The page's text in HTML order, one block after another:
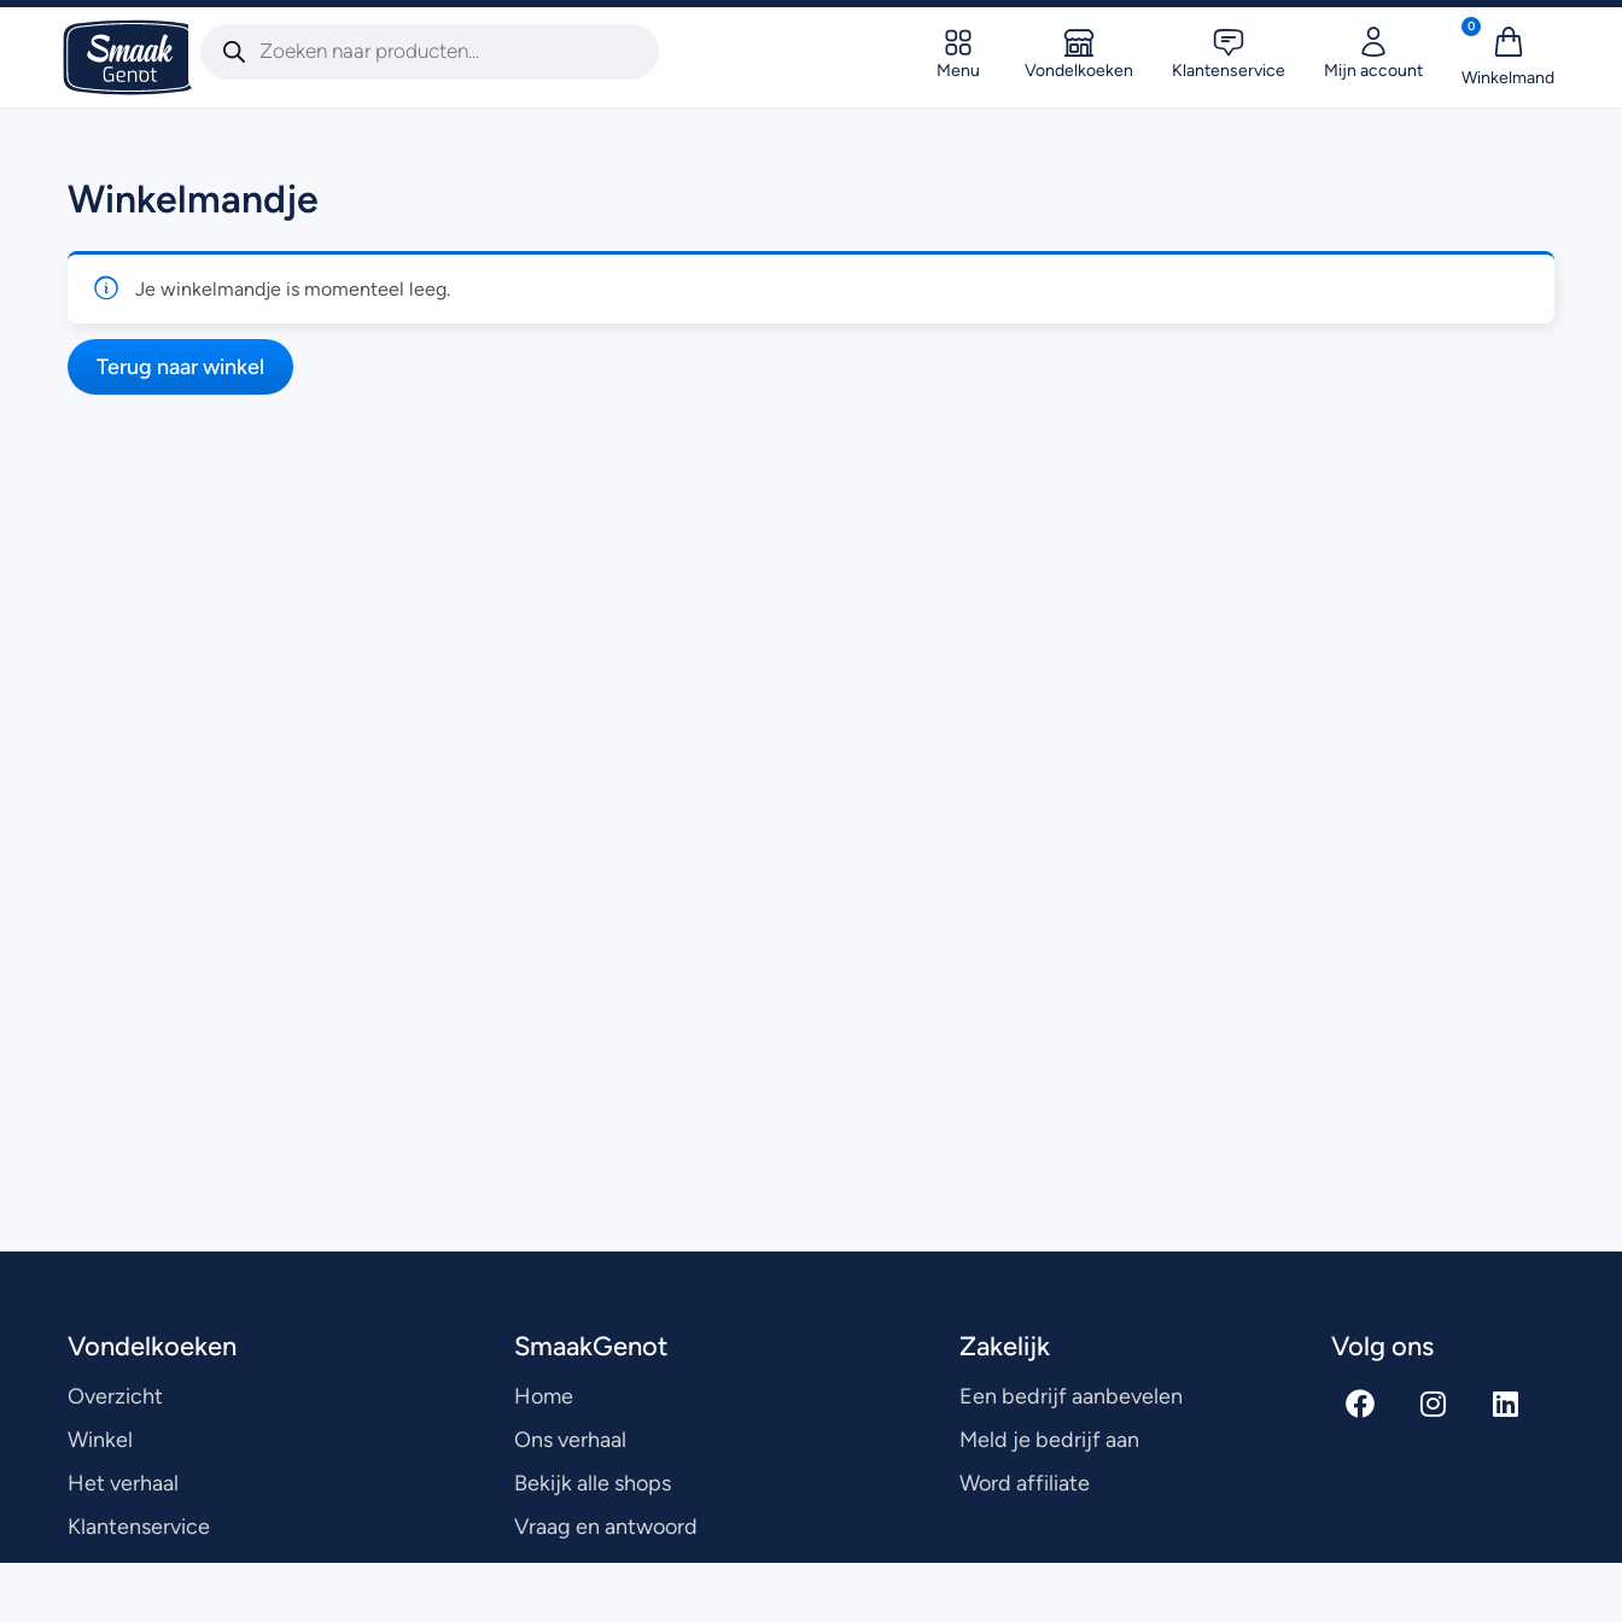
Menu Vondelkoeken Klantenservice Mijn account
0
Winkelmandje
Je winkelmandje is momenteel leeg.
Terug naar winkel
Vondelkoeken
Overzicht
Winkel
Het verhaal
Klantenservice
SmaakGenot
Home
Ons verhaal
Bekijk alle shops
Vraag en antwoord
Zakelijk
Een bedrijf aanbevelen
Meld je bedrijf aan
Word affiliate
Volg ons